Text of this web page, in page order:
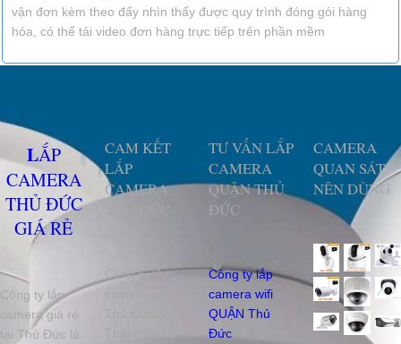
vận đơn kèm theo đấy nhìn thấy được quy trình đóng gói hàng
hóa, có thể tải video đơn hàng trực tiếp trên phần mềm
LẮP
CAMERA
THỦ ĐỨC
GIÁ RẺ
Công ty lắp
camera giá rẻ
tại Thủ Đức là
CAM KẾT
LẮP
CAMERA
Công ty lắp
TƯ VẤN LẮP
CAMERA
QUẬN THỦ
ĐỨC
Công ty lắp
camera wifi
QUẬN Thủ
Đức
CAMERA
QUAN SÁT
NÊN DÙNG